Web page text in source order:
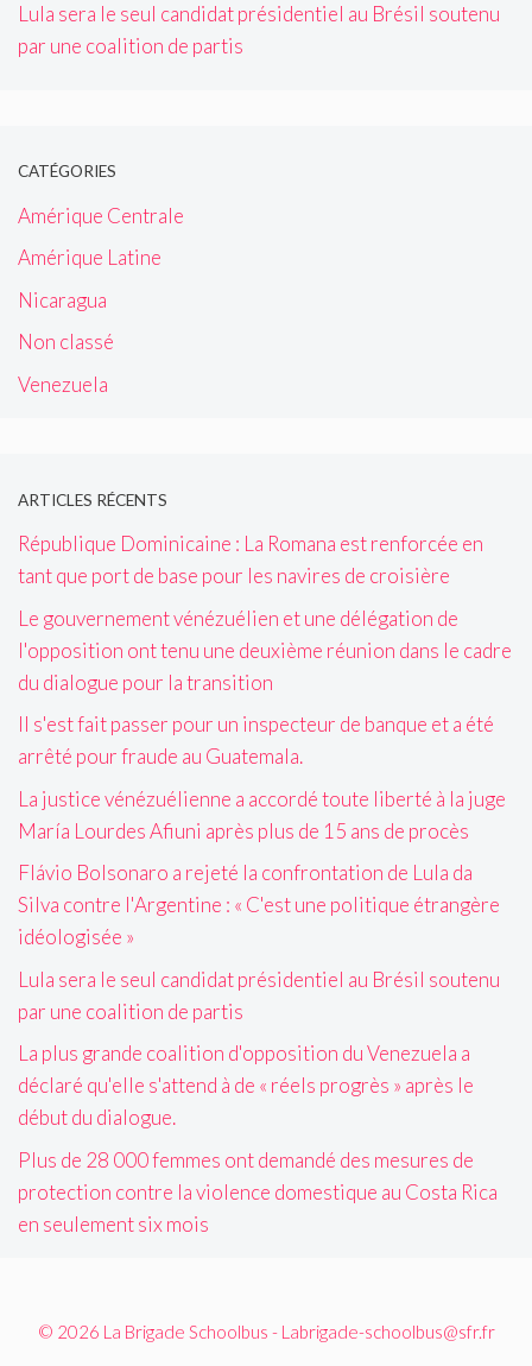
Lula sera le seul candidat présidentiel au Brésil soutenu
par une coalition de partis
CATÉGORIES
Amérique Centrale
Amérique Latine
Nicaragua
Non classé
Venezuela
ARTICLES RÉCENTS
République Dominicaine : La Romana est renforcée en
tant que port de base pour les navires de croisière
Le gouvernement vénézuélien et une délégation de
l'opposition ont tenu une deuxième réunion dans le cadre
du dialogue pour la transition
Il s'est fait passer pour un inspecteur de banque et a été
arrêté pour fraude au Guatemala.
La justice vénézuélienne a accordé toute liberté à la juge
María Lourdes Afiuni après plus de 15 ans de procès
Flávio Bolsonaro a rejeté la confrontation de Lula da
Silva contre l'Argentine : « C'est une politique étrangère
idéologisée »
Lula sera le seul candidat présidentiel au Brésil soutenu
par une coalition de partis
La plus grande coalition d'opposition du Venezuela a
déclaré qu'elle s'attend à de « réels progrès » après le
début du dialogue.
Plus de 28 000 femmes ont demandé des mesures de
protection contre la violence domestique au Costa Rica
en seulement six mois
© 2026 La Brigade Schoolbus - Labrigade-schoolbus@sfr.fr